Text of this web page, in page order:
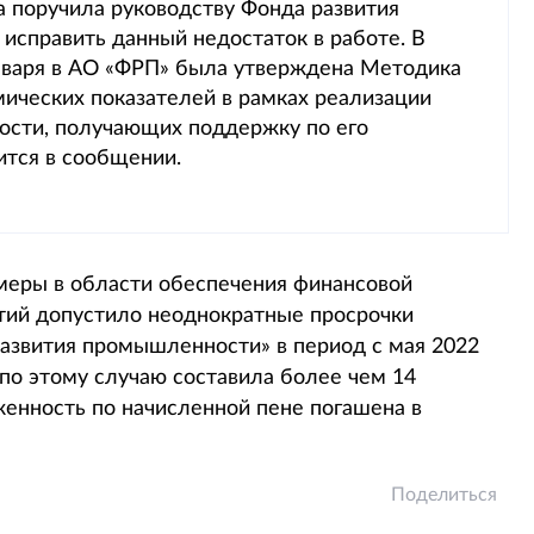
руководству Фонда развития
данный недостаток в работе. В
в АО «ФРП» была утверждена Методика
показателей в рамках реализации
получающих поддержку по его
в сообщении.
в области обеспечения финансовой
допустило неоднократные просрочки
промышленности» в период с мая 2022
этому случаю составила более чем 14
по начисленной пене погашена в
Поделиться